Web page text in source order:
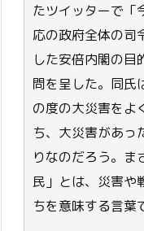
たツイッターで「
応の政府全体の司
した安倍内閣の目
問を呈した。同氏
の度の大災害をよ
ち、大災害があっ
りなのだろう。ま
民」とは、災害や
ちを意味する言葉